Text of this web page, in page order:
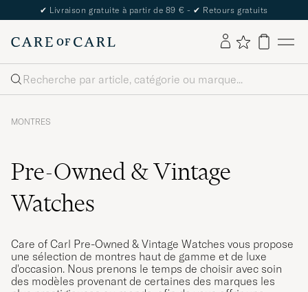
The Care of Carl Passport
Rechercher
MONTRES
Pre-Owned & Vintage
Watches
Care of Carl Pre-Owned & Vintage Watches vous propose
une sélection de montres haut de gamme et de luxe
d'occasion. Nous prenons le temps de choisir avec soin
des modèles provenant de certaines des marques les